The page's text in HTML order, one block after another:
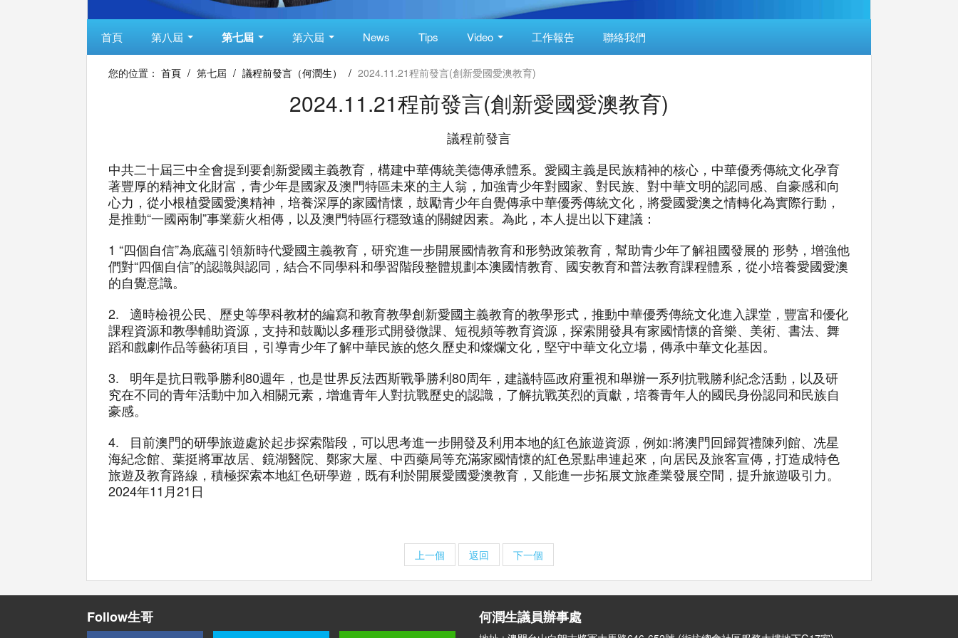
首頁 第八屆 第七屆 第六屆 News Tips Video 工作報告 聯絡我們
您的位置： 首頁 / 第七屆 / 議程前發言（何潤生） / 2024.11.21程前發言(創新愛國愛澳教育)
2024.11.21程前發言(創新愛國愛澳教育)
議程前發言
中共二十屆三中全會提到要創新愛國主義教育，構建中華傳統美德傳承體系。愛國主義是民族精神的核心，中華優秀傳統文化孕育
著豐厚的精神文化財富，青少年是國家及澳門特區未來的主人翁，加強青少年對國家、對民族、對中華文明的認同感、自豪感和向
心力，從小根植愛國愛澳精神，培養深厚的家國情懷，鼓勵青少年自覺傳承中華優秀傳統文化，將愛國愛澳之情轉化為實際行動，
是推動“一國兩制”事業薪火相傳，以及澳門特區行穩致遠的關鍵因素。為此，本人提出以下建議：
1 “四個自信”為底蘊引領新時代愛國主義教育，研究進一步開展國情教育和形勢政策教育，幫助青少年了解祖國發展的 形勢，增強他
們對“四個自信”的認識與認同，結合不同學科和學習階段整體規劃本澳國情教育、國安教育和普法教育課程體系，從小培養愛國愛澳
的自覺意識。
2. 適時檢視公民、歷史等學科教材的編寫和教育教學創新愛國主義教育的教學形式，推動中華優秀傳統文化進入課堂，豐富和優化
課程資源和教學輔助資源，支持和鼓勵以多種形式開發微課、短視頻等教育資源，探索開發具有家國情懷的音樂、美術、書法、舞
蹈和戲劇作品等藝術項目，引導青少年了解中華民族的悠久歷史和燦爛文化，堅守中華文化立場，傳承中華文化基因。
3. 明年是抗日戰爭勝利80週年，也是世界反法西斯戰爭勝利80周年，建議特區政府重視和舉辦一系列抗戰勝利紀念活動，以及研
究在不同的青年活動中加入相關元素，增進青年人對抗戰歷史的認識，了解抗戰英烈的貢獻，培養青年人的國民身份認同和民族自
豪感。
4. 目前澳門的研學旅遊處於起步探索階段，可以思考進一步開發及利用本地的紅色旅遊資源，例如:將澳門回歸賀禮陳列館、冼星
海紀念館、葉挺將軍故居、鏡湖醫院、鄭家大屋、中西藥局等充滿家國情懷的紅色景點串連起來，向居民及旅客宣傳，打造成特色
旅遊及教育路線，積極探索本地紅色研學遊，既有利於開展愛國愛澳教育，又能進一步拓展文旅產業發展空間，提升旅遊吸引力。
2024年11月21日
上一個 返回 下一個
Follow生哥 何潤生議員辦事處